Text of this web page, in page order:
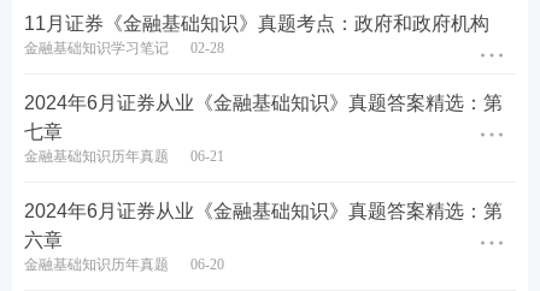
点掌握不充分，还可以领取PDF下载版。还在等什
参与方式： 扫描下方二维码进入活动页面参加。
11月证券《金融基础知识》真题考点：政府和政府机构
金融基础知识学习笔记 02-28
2024年6月证券从业《金融基础知识》真题答案精选：第
七章
金融基础知识历年真题 06-21
2024年6月证券从业《金融基础知识》真题答案精选：第
六章
金融基础知识历年真题 06-20